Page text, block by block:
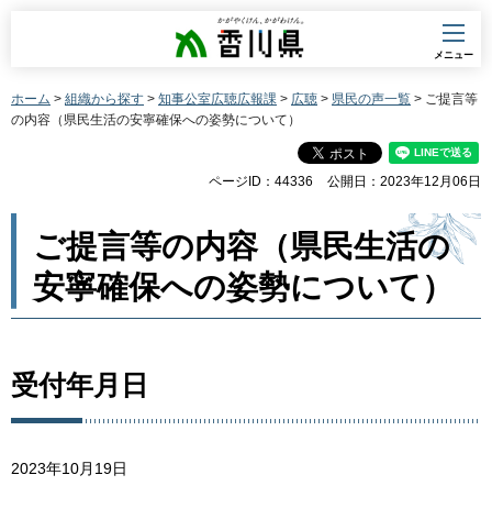
香川県
メニュー
ホーム > 組織から探す > 知事公室広聴広報課 > 広聴 > 県民の声一覧 > ご提言等
の内容（県民生活の安寧確保への姿勢について）
ページID：44336 公開日：2023年12月06日
ご提言等の内容（県民生活の
安寧確保への姿勢について）
受付年月日
2023年10月19日